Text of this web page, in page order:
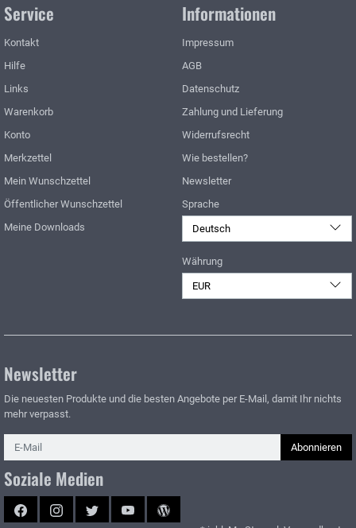
Service
Kontakt
Hilfe
Links
Warenkorb
Konto
Merkzettel
Mein Wunschzettel
Öffentlicher Wunschzettel
Meine Downloads
Informationen
Impressum
AGB
Datenschutz
Zahlung und Lieferung
Widerrufsrecht
Wie bestellen?
Newsletter
Sprache
Deutsch
Währung
EUR
Newsletter
Die neuesten Produkte und die besten Angebote per E-Mail, damit Ihr nichts
mehr verpasst.
Newsletter
Abonnieren
Soziale Medien
FacebookInstagramTwitter YouTubeBlog